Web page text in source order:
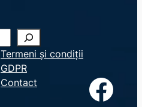
Termeni și condiții
GDPR
Contact
Facebook